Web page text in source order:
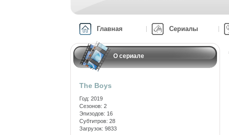
Главная Сериалы
О сериале
The Boys
Год: 2019
Сезонов: 2
Эпизодов: 16
Субтитров: 28
Загрузок: 9833